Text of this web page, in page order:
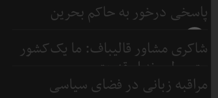
پاسخی درخور به حاکم بحرین
شاکری مشاور قالیباف: ما یک‌کشور
متوسطیم نه ابرقدرت
9 روز
مراقبه زبانی در فضای سیاسی